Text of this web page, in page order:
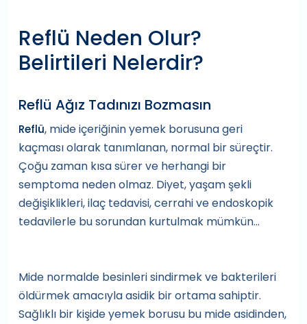
Reflü Neden Olur?
Belirtileri Nelerdir?
Reflü Ağız Tadınızı Bozmasın
Reflü, mide içeriğinin yemek borusuna geri
kaçması olarak tanımlanan, normal bir süreçtir.
Çoğu zaman kısa sürer ve herhangi bir
semptoma neden olmaz. Diyet, yaşam şekli
değişiklikleri, ilaç tedavisi, cerrahi ve endoskopik
tedavilerle bu sorundan kurtulmak mümkün…
Mide normalde besinleri sindirmek ve bakterileri
öldürmek amacıyla asidik bir ortama sahiptir.
Sağlıklı bir kişide yemek borusu bu mide asidinden,